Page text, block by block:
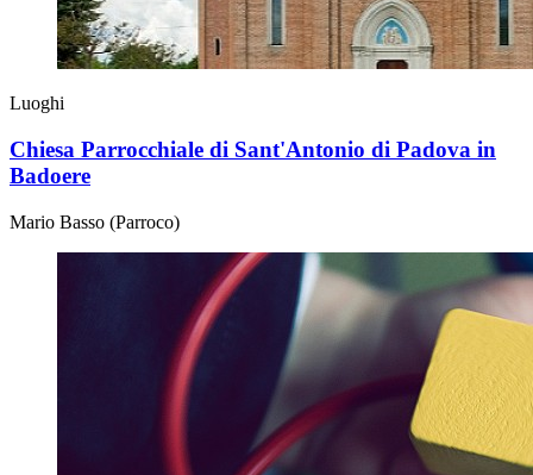
Luoghi
Chiesa Parrocchiale di Sant'Antonio di Padova in
Badoere
Mario Basso (Parroco)